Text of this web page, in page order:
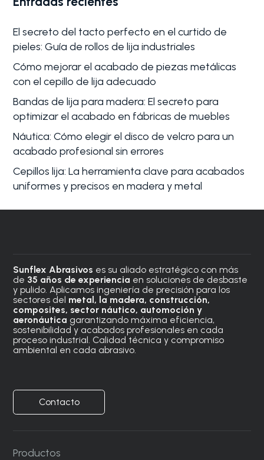
El secreto del tacto perfecto en el curtido de
pieles: Guía de rollos de lija industriales
Cómo mejorar el acabado de piezas metálicas
con el cepillo de lija adecuado
Bandas de lija para madera: El secreto para
optimizar el acabado en fábricas de muebles
Náutica: Cómo elegir el disco de velcro para un
acabado profesional sin errores
Cepillos lija: La herramienta clave para acabados
uniformes y precisos en madera y metal
Sunflex Abrasivos es su aliado estratégico con más
de 35 años de experiencia en soluciones de desbaste
y pulido. Aplicamos ingeniería de precisión para los
sectores del metal, la madera, construcción,
composites, sector náutico, automoción y
aeronáutica garantizando máxima eficiencia,
sostenibilidad y acabados profesionales en cada
proceso industrial. Calidad técnica y compromiso
ambiental en cada abrasivo.
Contacto
Productos